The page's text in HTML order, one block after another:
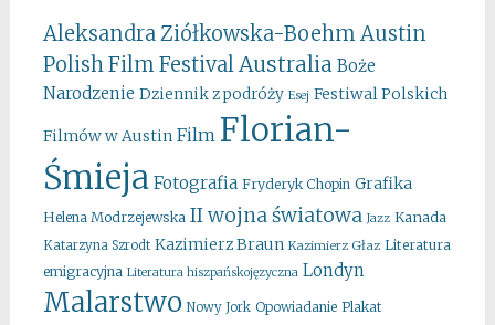
Aleksandra Ziółkowska-Boehm Austin
Polish Film FestivalAustralia Boże
Narodzenie Dziennik z podróży Esej Festiwal Polskich
Filmów w Austin Film Florian-
Śmieja Fotografia Fryderyk Chopin Grafika
Helena Modrzejewska II wojna światowa Jazz Kanada
Katarzyna Szrodt Kazimierz Braun Kazimierz Głaz Literatura
emigracyjna Literatura hiszpańskojęzyczna Londyn
Malarstwo Nowy Jork Opowiadanie Plakat